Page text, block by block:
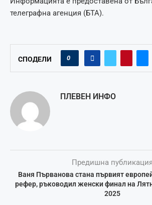
телеграфна агенция (БТА).
СПОДЕЛИ 0
ПЛЕВЕН ИНФО
Предишна публикация
Ваня Първанова стана първият
рефер, ръководил женски финал на
2025